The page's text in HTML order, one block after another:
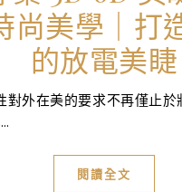
尚美學｜打
的放電美睫
閱讀全文